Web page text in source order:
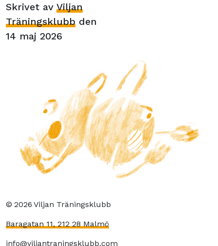
Skrivet av Viljan
Träningsklubb den
14 maj 2026
© 2026 Viljan Träningsklubb
Baragatan 11, 212 28 Malmö
info@viljantraningsklubb.com